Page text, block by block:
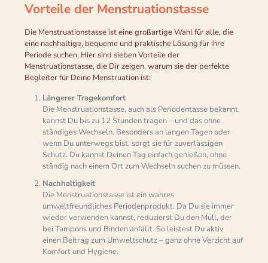
Vorteile der Menstruationstasse
Die Menstruationstasse ist eine großartige Wahl für alle, die
eine nachhaltige, bequeme und praktische Lösung für ihre
Periode suchen. Hier sind sieben Vorteile der
Menstruationstasse, die Dir zeigen, warum sie der perfekte
Begleiter für Deine Menstruation ist:
Längerer Tragekomfort
Die Menstruationstasse, auch als Periodentasse bekannt,
kannst Du bis zu 12 Stunden tragen – und das ohne
ständiges Wechseln. Besonders an langen Tagen oder
wenn Du unterwegs bist, sorgt sie für zuverlässigen
Schutz. Du kannst Deinen Tag einfach genießen, ohne
ständig nach einem Ort zum Wechseln suchen zu müssen.
Nachhaltigkeit
Die Menstruationstasse ist ein wahres
umweltfreundliches Periodenprodukt. Da Du sie immer
wieder verwenden kannst, reduzierst Du den Müll, der
bei Tampons und Binden anfällt. So leistest Du aktiv
einen Beitrag zum Umweltschutz – ganz ohne Verzicht auf
Komfort und Hygiene.